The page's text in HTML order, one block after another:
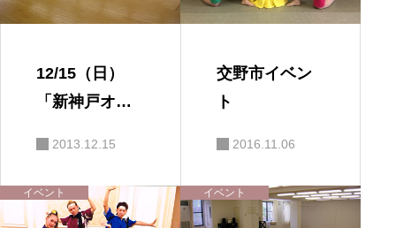
12/15（日）
「新神戸オリ
2013.12.15
交野市イベン
ト
2016.11.06
イベント イベント